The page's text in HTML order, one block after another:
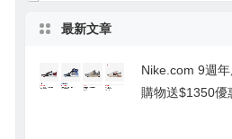
最新文章
Nike.com 9週
購物送$1350優